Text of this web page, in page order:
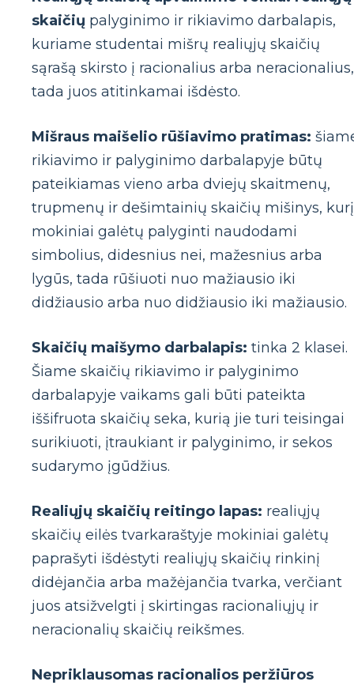
skaičių palyginimo ir rikiavimo darbalapis,
kuriame studentai mišrų realiųjų skaičių
sąrašą skirsto į racionalius arba neracionalius,
tada juos atitinkamai išdėsto.
Mišraus maišelio rūšiavimo pratimas:
rikiavimo ir palyginimo darbalapyje būtų
pateikiamas vieno arba dviejų skaitmenų,
trupmenų ir dešimtainių skaičių mišinys, kurį
mokiniai galėtų palyginti naudodami
simbolius, didesnius nei, mažesnius arba
lygūs, tada rūšiuoti nuo mažiausio iki
didžiausio arba nuo didžiausio iki mažiausio.
Skaičių maišymo darbalapis: tinka 2 klasei.
Šiame skaičių rikiavimo ir palyginimo
darbalapyje vaikams gali būti pateikta
iššifruota skaičių seka, kurią jie turi teisingai
surikiuoti, įtraukiant ir palyginimo, ir sekos
sudarymo įgūdžius.
Realiųjų skaičių reitingo lapas: realiųjų
skaičių eilės tvarkaraštyje mokiniai galėtų
paprašyti išdėstyti realiųjų skaičių rinkinį
didėjančia arba mažėjančia tvarka, verčiant
juos atsižvelgti į skirtingas racionaliųjų ir
neracionalių skaičių reikšmes.
Nepriklausomas racionalios peržiūros